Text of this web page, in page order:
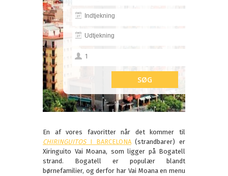
En af vores favoritter når det kommer til
CHIRINGUITOS I BARCELONA(strandbarer) er
Xiringuito Vai Moana, som ligger på Bogatell
strand. Bogatell er populær blandt
børnefamilier, og derfor har Vai Moana en menu